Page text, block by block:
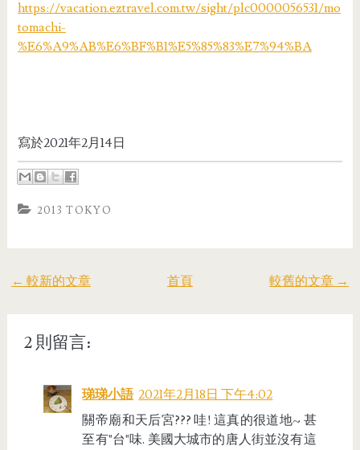
https://vacation.eztravel.com.tw/sight/plc0000056531/mo
tomachi-
%E6%A9%AB%E6%BF%B1%E5%85%83%E7%94%BA
寫於2021年2月14日
2013 TOKYO
← 較新的文章 較舊的文章 →
首頁
2 則留言:
珶珶小語 2021年2月18日 下午4:02
關帝廟和天后宮??? 哇! 這真的很道地~ 甚
至有"台"味. 美國大城市的唐人街並沒有這